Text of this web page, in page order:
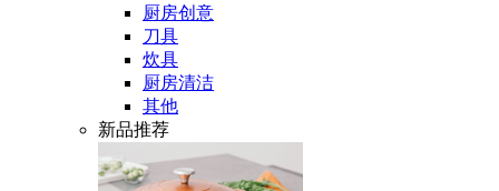
厨房创意
刀具
炊具
厨房清洁
其他
新品推荐